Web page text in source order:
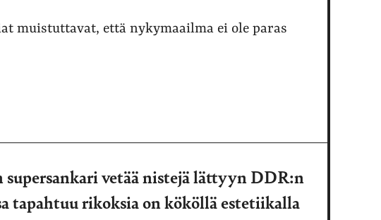
muistuttavat, että nykymaailma ei ole paras
vetää nistejä lättyyn DDR:n
tapahtuu rikoksia on kököllä estetiikalla